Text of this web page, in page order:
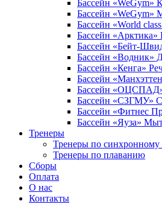
Бассейн «WeGym»
Бассейн «WeGym»
Бассейн «World
Бассейн «Арктика»
Бассейн «Бейт-
Бассейн «Водник»
Бассейн «Кенга»
Бассейн
Бассейн «ОЦСПАД»
Бассейн «СЗГМУ»
Бассейн «Фитнес
Бассейн «Яуза»
Тренеры
Тренеры по
Тренеры по плаванию
Сборы
Оплата
О нас
Контакты